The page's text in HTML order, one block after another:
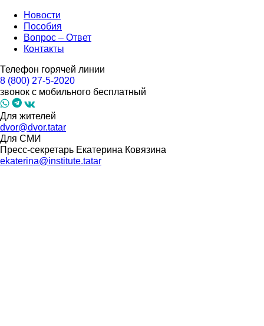
Новости
Пособия
Вопрос – Ответ
Контакты
Телефон горячей линии
8 (800) 27-5-2020
звонок с мобильного бесплатный
Для жителей
dvor@dvor.tatar
Для СМИ
Пресс-секретарь Екатерина Ковязина
ekaterina@institute.tatar